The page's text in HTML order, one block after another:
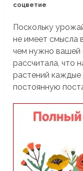
соцветие
Поскольку
не имеет смысла
чем нужно вашей
рассчитала, что
растений каждые
постоянную